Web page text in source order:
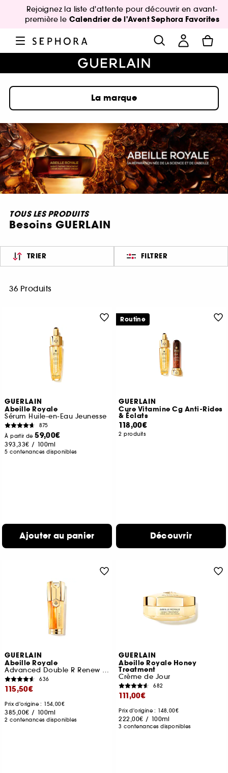
Rejoignez la liste d'attente pour découvrir en avant-
première le Calendrier de l'Avent Sephora Favorites
La marque
TOUS LES PRODUITS
Besoins GUERLAIN
TRIER FILTRER
36 Produits
GUERLAIN
Abeille Royale
Sérum Huile-en-Eau Jeunesse
875
À partir de59,00€
393,33€ / 100ml
5 contenances disponibles
Ajouter au panier
GUERLAIN
Cure Vitamine Cg Anti-Rides
& Éclats
118,00€
2 produits
Découvrir
Routine
GUERLAIN
Abeille Royale
Advanced Double R Renew Et Repair Serum
636
115,50€
Prix d'origine : 154,00€
385,00€ / 100ml
2 contenances disponibles
GUERLAIN
Abeille Royale Honey
Treatment
Crème de Jour
682
111,00€
Prix d'origine : 148,00€
222,00€ / 100ml
3 contenances disponibles